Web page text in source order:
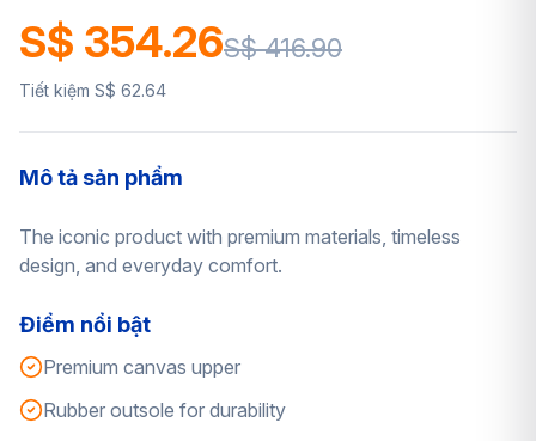
S$ 354.26S$ 416.90
Tiết kiệm S$ 62.64
Mô tả sản phẩm
The iconic product with premium materials, timeless
design, and everyday comfort.
Điểm nổi bật
Premium canvas upper
Rubber outsole for durability